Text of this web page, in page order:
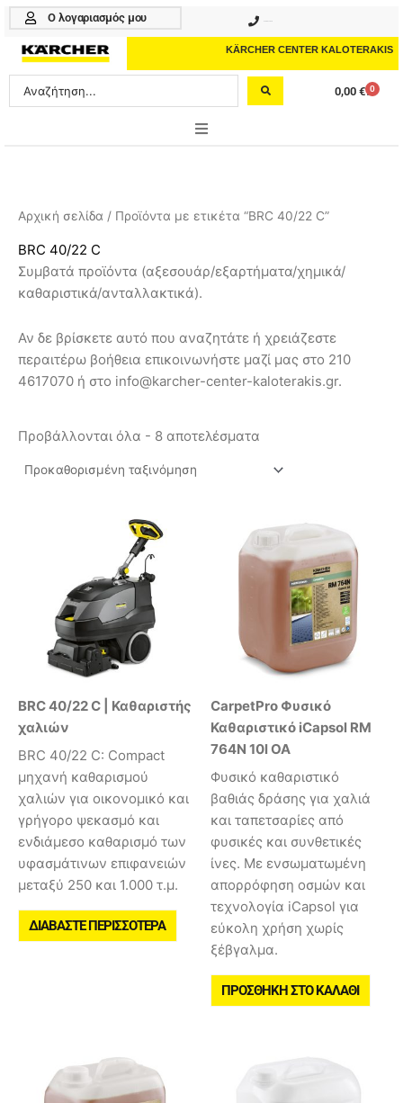
Μετάβαση
περιεχόμενο
Ο λογαριασμός μου
KÄRCHER CENTER KALOTERAKIS
Search
...
0,00 € 0
Cart
PROFESSIONAL
ΑΞΕΣΟΥΑΡ
ΥΠΗΡΕΣΙΕΣ-ΝΕΑ-ΛΥΣΕΙΣ
Αρχική σελίδα / Προϊόντα με ετικέτα “BRC 40/22 C”
BRC 40/22 C
Συμβατά προϊόντα (αξεσουάρ/εξαρτήματα/χημικά/
καθαριστικά/ανταλλακτικά).
Αν δε βρίσκετε αυτό που αναζητάτε ή χρειάζεστε
περαιτέρω βοήθεια επικοινωνήστε μαζί μας στο 210
4617070 ή στο info@karcher-center-kaloterakis.gr.
Προβάλλονται όλα - 8 αποτελέσματα
BRC 40/22 C | Καθαριστής
χαλιών
BRC 40/22 C: Compact
μηχανή καθαρισμού
χαλιών για οικονομικό και
γρήγορο ψεκασμό και
ενδιάμεσο καθαρισμό των
υφασμάτινων επιφανειών
μεταξύ 250 και 1.000 τ.μ.
ΔΙΑΒΆΣΤΕ ΠΕΡΙΣΣΌΤΕΡΑ
CarpetPro Φυσικό
Καθαριστικό iCapsol RM
764N 10l OA
Φυσικό καθαριστικό
βαθιάς δράσης για χαλιά
και ταπετσαρίες από
φυσικές και συνθετικές
ίνες. Με ενσωματωμένη
απορρόφηση οσμών και
τεχνολογία iCapsol για
εύκολη χρήση χωρίς
ξέβγαλμα.
ΠΡΟΣΘΉΚΗ ΣΤΟ ΚΑΛΆΘΙ